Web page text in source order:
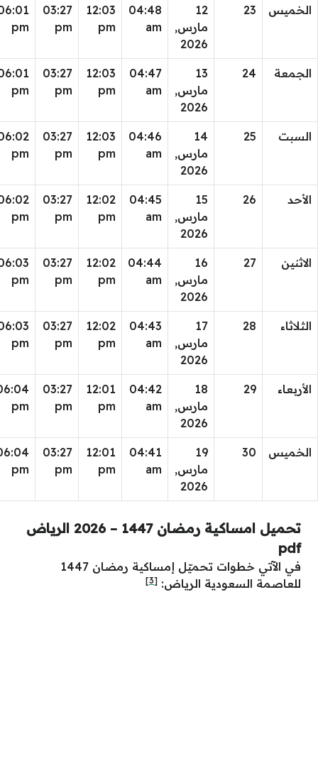
الخميس 23
12
مارس,
2026
04:48
am
12:03
pm
03:27
pm
pm
الجمعة 24
13
مارس,
2026
04:47
am
12:03
pm
03:27
pm
pm
السبت 25
14
مارس,
2026
04:46
am
12:03
pm
03:27
pm
pm
الأحد 26
15
مارس,
2026
04:45
am
12:02
pm
03:27
pm
pm
الاثنين 27
16
مارس,
2026
04:44
am
12:02
pm
03:27
pm
pm
الثلاثاء 28
17
مارس,
2026
04:43
am
12:02
pm
03:27
pm
pm
الأربعاء 29
18
مارس,
2026
04:42
am
12:01
pm
03:27
pm
pm
الخميس 30
19
مارس,
2026
04:41
am
12:01
pm
03:27
pm
pm
تحميل امساكية رمضان 1447 – 2026 الرياض
pdf
في الآتي خطوات تحميّل إمساكية رمضان 1447
للعاصمة السعودية الرياض: [3]